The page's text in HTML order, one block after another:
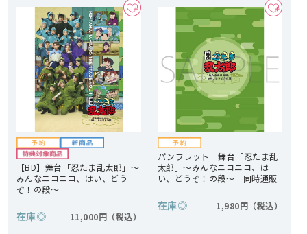
【BD】舞台「忍たま乱太郎」～
みんなニコニコ、はい、どう
ぞ！の段～
在庫◎ 11,000円
パンフレット 舞台「忍たま乱
太郎」～みんなニコニコ、は
い、どうぞ！の段～ 同時通販
在庫◎ 1,980円